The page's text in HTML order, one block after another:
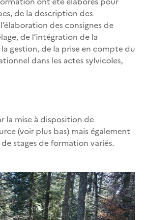
de la description des
des consignes de
de l’intégration de la
gestion, de la prise en compte du
dans les actes sylvicoles,
la mise à disposition de
(voir plus bas) mais également
stages de formation variés.